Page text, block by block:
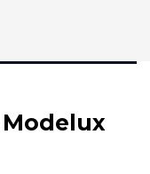
Modelux